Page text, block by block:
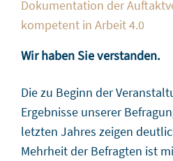
Dokumentation der
kompetent in Arbeit 4.0
Wir haben Sie verstanden.
Die zu Beginn der
Ergebnisse unserer
letzten Jahres zeigen
Mehrheit der Befragten ist